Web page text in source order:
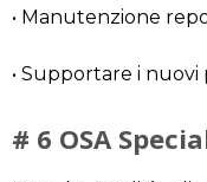
• Manutenzione
• Supportare i nuovi
# 6 OSA